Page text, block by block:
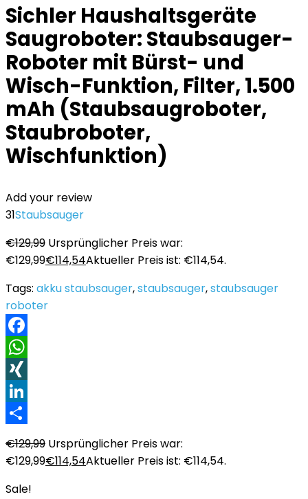
Sichler Haushaltsgeräte
Saugroboter: Staubsauger-
Roboter mit Bürst- und
Wisch-Funktion, Filter, 1.500
mAh (Staubsaugroboter,
Staubroboter,
Wischfunktion)
Add your review
31Staubsauger
€129,99 Ursprünglicher Preis war:
€129,99€114,54Aktueller Preis ist: €114,54.
Tags: akku staubsauger,staubsauger,staubsauger
roboter
Facebook
WhatsApp
XING
LinkedIn
€129,99 Ursprünglicher Preis war:
€129,99€114,54Aktueller Preis ist: €114,54.
Sale!